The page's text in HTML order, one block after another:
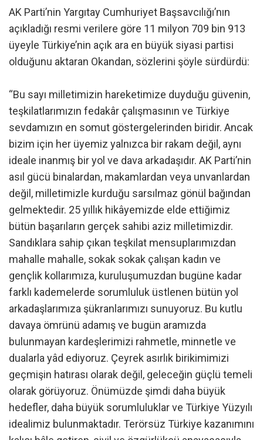
AK Parti’nin Yargıtay Cumhuriyet Başsavcılığı’nın
açıkladığı resmi verilere göre 11 milyon 709 bin 913
üyeyle Türkiye’nin açık ara en büyük siyasi partisi
olduğunu aktaran Okandan, sözlerini şöyle sürdürdü:
“Bu sayı milletimizin hareketimize duyduğu güvenin,
teşkilatlarımızın fedakâr çalışmasının ve Türkiye
sevdamızın en somut göstergelerinden biridir. Ancak
bizim için her üyemiz yalnızca bir rakam değil, aynı
ideale inanmış bir yol ve dava arkadaşıdır. AK Parti’nin
asıl gücü binalardan, makamlardan veya unvanlardan
değil, milletimizle kurduğu sarsılmaz gönül bağından
gelmektedir. 25 yıllık hikâyemizde elde ettiğimiz
bütün başarıların gerçek sahibi aziz milletimizdir.
Sandıklara sahip çıkan teşkilat mensuplarımızdan
mahalle mahalle, sokak sokak çalışan kadın ve
gençlik kollarımıza, kuruluşumuzdan bugüne kadar
farklı kademelerde sorumluluk üstlenen bütün yol
arkadaşlarımıza şükranlarımızı sunuyoruz. Bu kutlu
davaya ömrünü adamış ve bugün aramızda
bulunmayan kardeşlerimizi rahmetle, minnetle ve
dualarla yâd ediyoruz. Çeyrek asırlık birikimimizi
geçmişin hatırası olarak değil, geleceğin güçlü temeli
olarak görüyoruz. Önümüzde şimdi daha büyük
hedefler, daha büyük sorumluluklar ve Türkiye Yüzyılı
idealimiz bulunmaktadır. Terörsüz Türkiye kazanımını